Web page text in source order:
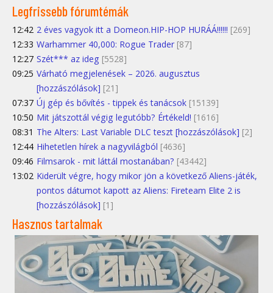
Legfrissebb fórumtémák
12:42 2 éves vagyok itt a Domeon.HIP-HOP HURÁÁ!!!!!! [269]
12:33 Warhammer 40,000: Rogue Trader [87]
12:27 Szét*** az ideg [5528]
09:25 Várható megjelenések – 2026. augusztus
[hozzászólások] [21]
07:37 Új gép és bővítés - tippek és tanácsok [15139]
10:50 Mit játszottál végig legutóbb? Értékeld! [1616]
08:31 The Alters: Last Variable DLC teszt [hozzászólások] [2]
12:44 Hihetetlen hírek a nagyvilágból [4636]
09:46 Filmsarok - mit láttál mostanában? [43442]
13:02 Kiderült végre, hogy mikor jön a következő Aliens-játék,
pontos dátumot kapott az Aliens: Fireteam Elite 2 is
[hozzászólások] [1]
Hasznos tartalmak